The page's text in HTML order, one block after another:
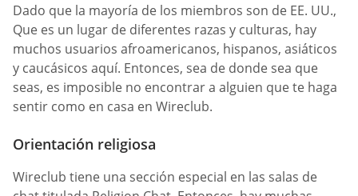
Dado que la mayoría de los miembros son de EE. UU.,
Que es un lugar de diferentes razas y culturas, hay
muchos usuarios afroamericanos, hispanos, asiáticos
y caucásicos aquí. Entonces, sea de donde sea que
seas, es imposible no encontrar a alguien que te haga
sentir como en casa en Wireclub.
Orientación religiosa
Wireclub tiene una sección especial en las salas de